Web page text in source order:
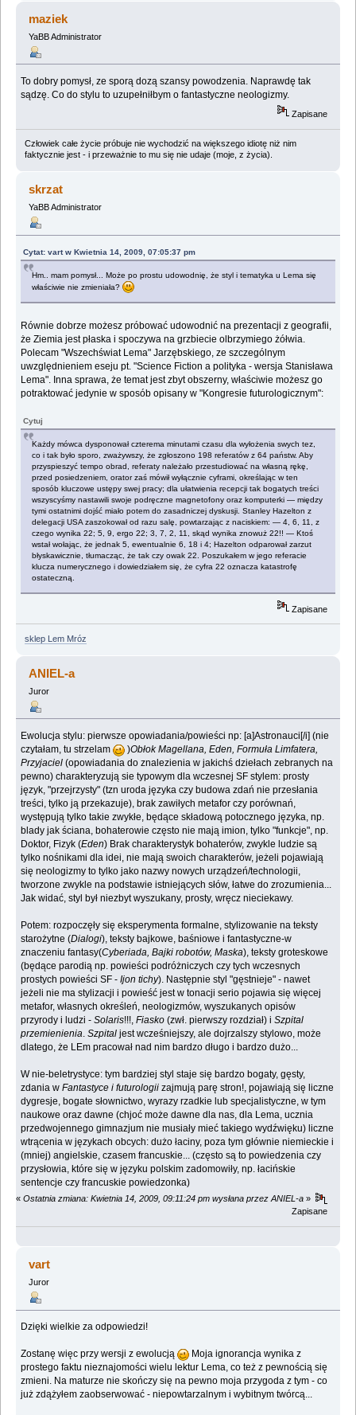
maziek
YaBB Administrator
To dobry pomysł, ze sporą dozą szansy powodzenia. Naprawdę tak
sądzę. Co do stylu to uzupełniłbym o fantastyczne neologizmy.
Zapisane
Człowiek całe życie próbuje nie wychodzić na większego idiotę niż nim
faktycznie jest - i przeważnie to mu się nie udaje (moje, z życia).
skrzat
YaBB Administrator
Cytat: vart w Kwietnia 14, 2009, 07:05:37 pm
Hm.. mam pomysł... Może po prostu udowodnię, że styl i tematyka u Lema się
właściwie nie zmieniała?
Równie dobrze możesz próbować udowodnić na prezentacji z geografii,
że Ziemia jest płaska i spoczywa na grzbiecie olbrzymiego żółwia.
Polecam "Wszechświat Lema" Jarzębskiego, ze szczególnym
uwzględnieniem eseju pt. "Science Fiction a polityka - wersja Stanisława
Lema". Inna sprawa, że temat jest zbyt obszerny, właściwie możesz go
potraktować jedynie w sposób opisany w "Kongresie futurologicznym":
Cytuj
Każdy mówca dysponował czterema minutami czasu dla wyłożenia swych tez,
co i tak było sporo, zważywszy, że zgłoszono 198 referatów z 64 państw. Aby
przyspieszyć tempo obrad, referaty należało przestudiować na własną rękę,
przed posiedzeniem, orator zaś mówił wyłącznie cyframi, określając w ten
sposób kluczowe ustępy swej pracy; dla ułatwienia recepcji tak bogatych treści
wszyscyśmy nastawili swoje podręczne magnetofony oraz komputerki — między
tymi ostatnimi dojść miało potem do zasadniczej dyskusji. Stanley Hazelton z
delegacji USA zaszokował od razu salę, powtarzając z naciskiem: — 4, 6, 11, z
czego wynika 22; 5, 9, ergo 22; 3, 7, 2, 11, skąd wynika znowuż 22!! — Ktoś
wstał wołając, że jednak 5, ewentualnie 6, 18 i 4; Hazelton odparował zarzut
błyskawicznie, tłumacząc, że tak czy owak 22. Poszukałem w jego referacie
klucza numerycznego i dowiedziałem się, że cyfra 22 oznacza katastrofę
ostateczną.
Zapisane
sklep Lem Mróz
ANIEL-a
Juror
Ewolucja stylu: pierwsze opowiadania/powieści np: [a]Astronauci[/i] (nie
czytałam, tu strzelam
)Obłok Magellana, Eden, Formuła Limfatera,
Przyjaciel (opowiadania do znalezienia w jakichś dziełach zebranych na
pewno) charakteryzują sie typowym dla wczesnej SF stylem: prosty
język, "przejrzysty" (tzn uroda języka czy budowa zdań nie przesłania
treści, tylko ją przekazuje), brak zawiłych metafor czy porównań,
występują tylko takie zwykłe, będące składową potocznego języka, np.
blady jak ściana, bohaterowie często nie mają imion, tylko "funkcje", np.
Doktor, Fizyk (Eden) Brak charakterystyk bohaterów, zwykle ludzie są
tylko nośnikami dla idei, nie mają swoich charakterów, jeżeli pojawiają
się neologizmy to tylko jako nazwy nowych urządzeń/technologii,
tworzone zwykle na podstawie istniejących słów, łatwe do zrozumienia...
Jak widać, styl był niezbyt wyszukany, prosty, wręcz nieciekawy.
Potem: rozpoczęły się eksperymenta formalne, stylizowanie na teksty
starożytne (Dialogi), teksty bajkowe, baśniowe i fantastyczne-w
znaczeniu fantasy(Cyberiada, Bajki robotów, Maska), teksty groteskowe
(będące parodią np. powieści podróżniczych czy tych wczesnych
prostych powieści SF -Ijon tichy). Następnie styl "gęstnieje" - nawet
jeżeli nie ma stylizacji i powieść jest w tonacji serio pojawia się więcej
metafor, własnych określeń, neologizmów, wyszukanych opisów
przyrody i ludzi -Solaris!!!,Fiasko (zwł. pierwszy rozdział) iSzpital
przemienienia.Szpital jest wcześniejszy, ale dojrzalszy stylowo, może
dlatego, że LEm pracował nad nim bardzo długo i bardzo dużo...
W nie-beletrystyce: tym bardziej styl staje się bardzo bogaty, gęsty,
zdania wFantastyce i futurologii zajmują parę stron!, pojawiają się liczne
dygresje, bogate słownictwo, wyrazy rzadkie lub specjalistyczne, w tym
naukowe oraz dawne (chjoć może dawne dla nas, dla Lema, ucznia
przedwojennego gimnazjum nie musiały mieć takiego wydźwięku) liczne
wtrącenia w językach obcych: dużo łaciny, poza tym głównie niemieckie i
(mniej) angielskie, czasem francuskie... (często są to powiedzenia czy
przysłowia, które się w języku polskim zadomowiły, np. łacińskie
sentencje czy francuskie powiedzonka)
« Ostatnia zmiana: Kwietnia 14, 2009, 09:11:24 pm wysłana przez ANIEL-a »
Zapisane
vart
Juror
Dzięki wielkie za odpowiedzi!
Zostanę więc przy wersji z ewolucją
Moja ignorancja wynika z
prostego faktu nieznajomości wielu lektur Lema, co też z pewnością się
zmieni. Na maturze nie skończy się na pewno moja przygoda z tym - co
już zdążyłem zaobserwować - niepowtarzalnym i wybitnym twórcą...